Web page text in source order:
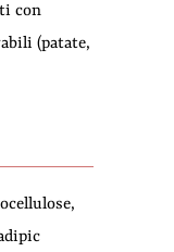
con
(patate,